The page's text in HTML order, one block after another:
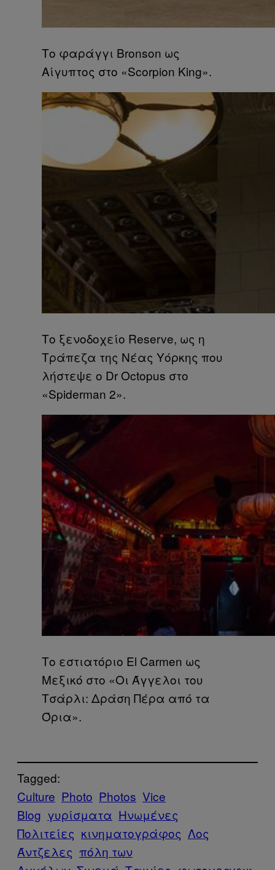
Το φαράγγι Bronson ως
Αίγυπτος στο «Scorpion King».
Το ξενοδοχείο Reserve, ως η
Τράπεζα της Νέας Υόρκης που
λήστεψε ο Dr Octοpus στο
«Spiderman 2».
Το εστιατόριο El Carmen ως
Μεξικό στο «Οι Άγγελοι του
Τσάρλι: Δράση Πέρα από τα
Όρια».
Tagged:
Culture Photo Photos Vice
Blog γυρίσματα Ηνωμένες
Πολιτείες κινηματογράφος Λος
Άντζελες πόλη των